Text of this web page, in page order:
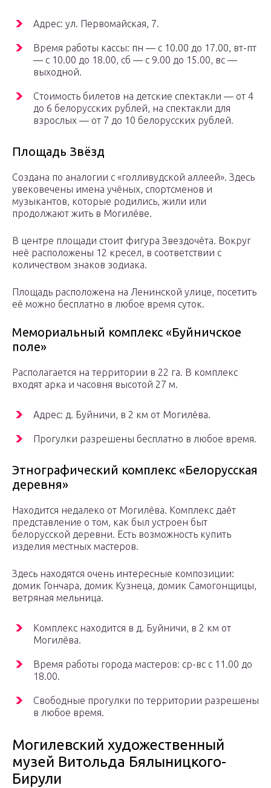
Адрес: ул. Первомайская, 7.
Время работы кассы: пн — с 10.00 до 17.00, вт-пт
— с 10.00 до 18.00, сб — с 9.00 до 15.00, вс —
выходной.
Стоимость билетов на детские спектакли — от 4
до 6 белорусских рублей, на спектакли для
взрослых — от 7 до 10 белорусских рублей.
Площадь Звёзд
Создана по аналогии с «голливудской аллеей». Здесь
увековечены имена учёных, спортсменов и
музыкантов, которые родились, жили или
продолжают жить в Могилёве.
В центре площади стоит фигура Звездочёта. Вокруг
неё расположены 12 кресел, в соответствии с
количеством знаков зодиака.
Площадь расположена на Ленинской улице, посетить
её можно бесплатно в любое время суток.
Мемориальный комплекс «Буйничское
поле»
Располагается на территории в 22 га. В комплекс
входят арка и часовня высотой 27 м.
Адрес: д. Буйничи, в 2 км от Могилёва.
Прогулки разрешены бесплатно в любое время.
Этнографический комплекс «Белорусская
деревня»
Находится недалеко от Могилёва. Комплекс даёт
представление о том, как был устроен быт
белорусской деревни. Есть возможность купить
изделия местных мастеров.
Здесь находятся очень интересные композиции:
домик Гончара, домик Кузнеца, домик Самогонщицы,
ветряная мельница.
Комплекс находится в д. Буйничи, в 2 км от
Могилёва.
Время работы города мастеров: ср-вс с 11.00 до
18.00.
Свободные прогулки по территории разрешены
в любое время.
Могилевский художественный
музей Витольда Бялыницкого-
Бирули